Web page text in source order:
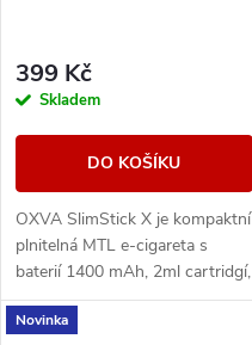
399 Kč
Skladem
DO KOŠÍKU
OXVA SlimStick X je kompaktní
plnitelná MTL e-cigareta s
baterií 1400 mAh, 2ml cartridgí,
horním plněním a jednoduchým
ovládáním.
Novinka